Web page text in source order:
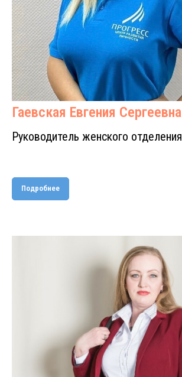
Гаевская Евгения Сергеевна
Руководитель женского отделения
Подробнее